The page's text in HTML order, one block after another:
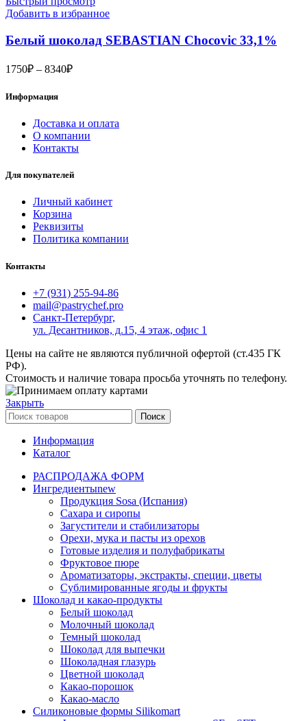
–
Добавить в избранное
Белый шоколад SEBASTIAN Chocovic 33,1%
1750₽ – 8340₽Диапазон
8340₽
Информация
Доставка и оплата
О компании
Контакты
Для покупателей
Личный кабинет
Корзина
Реквизиты
Политика компании
Контакты
+7 (931) 255-94-86
mail@pastrychef.pro
Санкт-Петербург,
ул. Десантников, д.15, 4 этаж, офис 1
Цены на сайте не являются публичной офертой (ст.435 ГК
РФ).
Стоимость и наличие товара просьба уточнять по телефону.
Закрыть
Поиск
Информация
Каталог
РАСПРОДАЖА ФОРМ
Ингредиентыnew
Продукция Sosa (Испания)
Сахара и сиропы
Загустители и стабилизаторы
Орехи, мука и пасты из орехов
Готовые изделия и полуфабрикаты
Фруктовое пюре
Ароматизаторы, экстракты, специи, цветы
Сублимированные ягоды и фрукты
Шоколад и какао-продукты
Белый шоколад
Молочный шоколад
Темный шоколад
Шоколад для выпечки
Шоколадная глазурь
Цветной шоколад
Какао-порошок
Какао-масло
Силиконовые формы Silikomart